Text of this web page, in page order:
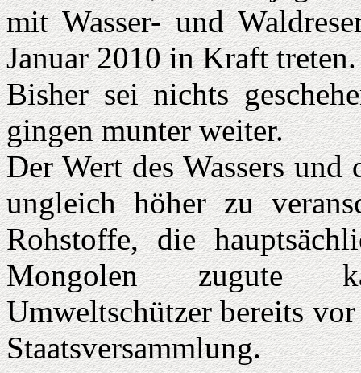
mit Wasser- und
Januar 2010 in Kraft treten.
Bisher sei nichts
gingen munter weiter.
Der Wert des Wassers
ungleich höher zu
Rohstoffe, die
Mongolen zugute
Umweltschützer bereits
Staatsversammlung.